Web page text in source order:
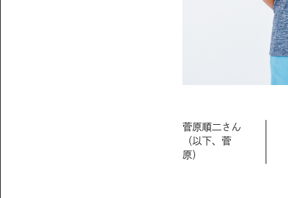
菅原順二さん
（以下、菅
原）